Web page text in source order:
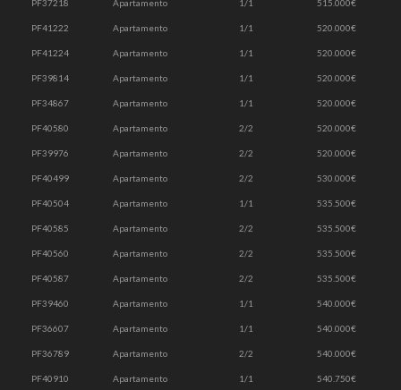
PF37218 Apartamento 1/1 515.000€
PF41222 Apartamento 1/1 520.000€
PF41224 Apartamento 1/1 520.000€
PF39814 Apartamento 1/1 520.000€
PF34867 Apartamento 1/1 520.000€
PF40580 Apartamento 2/2 520.000€
PF39976 Apartamento 2/2 520.000€
PF40499 Apartamento 2/2 530.000€
PF40504 Apartamento 1/1 535.500€
PF40585 Apartamento 2/2 535.500€
PF40560 Apartamento 2/2 535.500€
PF40587 Apartamento 2/2 535.500€
PF39460 Apartamento 1/1 540.000€
PF36607 Apartamento 1/1 540.000€
PF36789 Apartamento 2/2 540.000€
PF40910 Apartamento 1/1 540.750€